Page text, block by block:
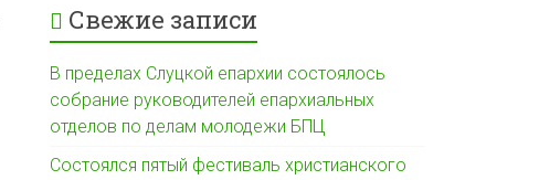
Свежие записи
В пределах Слуцкой епархии состоялось
собрание руководителей епархиальных
отделов по делам молодежи БПЦ
Состоялся пятый фестиваль христианского